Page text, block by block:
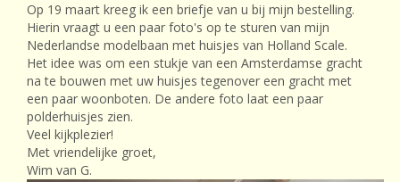
Op 19 maart kreeg ik een briefje van u bij mijn bestelling.
Hierin vraagt u een paar foto's op te sturen van mijn
Nederlandse modelbaan met huisjes van Holland Scale.
Het idee was om een stukje van een Amsterdamse gracht
na te bouwen met uw huisjes tegenover een gracht met
een paar woonboten. De andere foto laat een paar
polderhuisjes zien.
Veel kijkplezier!
Met vriendelijke groet,
Wim van G.